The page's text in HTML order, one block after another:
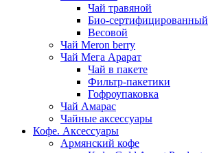
Чай травяной
Био-сертифицированный
Весовой
Чай Meron berry
Чай Мега Арарат
Чай в пакете
Фильтр-пакетики
Гофроупаковка
Чай Амарас
Чайные аксессуары
Кофе. Аксессуары
Армянский кофе